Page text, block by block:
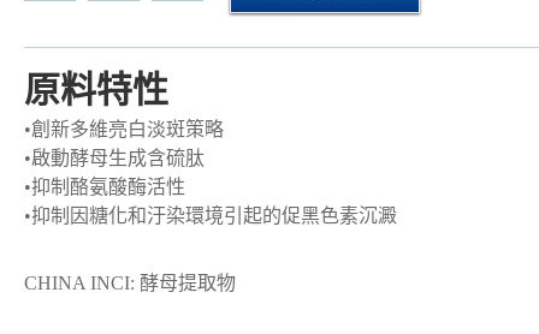
原料特性
•創新多維亮白淡斑策略
•啟動酵母生成含硫肽
•抑制 酪氨酸酶活性
•抑制因糖化和汙染環境引起的促黑色素沉澱
CHINA INCI: 酵母提取物